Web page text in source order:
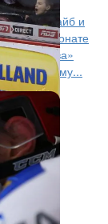
пять шайб и
на чемпионате
главному...